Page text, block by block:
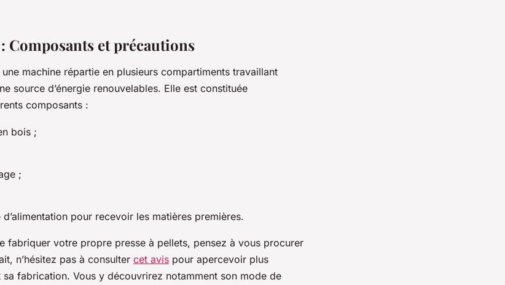
Composants et précautions
machine répartie en plusieurs compartiments travaillant
source d’énergie renouvelables. Elle est constituée
composants :
bois ;
;
pour recevoir les matières premières.
fabriquer votre propre presse à pellets, pensez à vous procurer
n’hésitez pas à consulter cet avis pour apercevoir plus
sa fabrication. Vous y découvrirez notamment son mode de